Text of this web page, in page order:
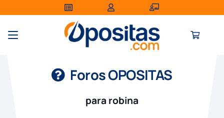
Foros OPOSITAS
para robina